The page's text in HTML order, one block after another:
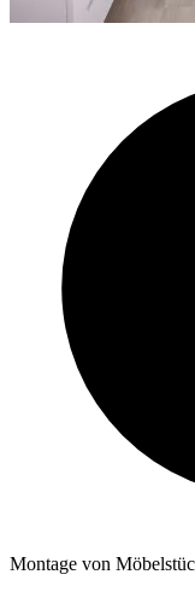
Montage von